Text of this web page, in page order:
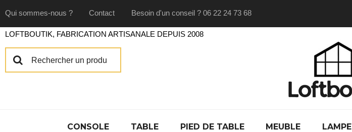
Qui sommes-nous ? Contact Besoin d'un conseil ? 06 22 24 73 68
CONSOLE TABLE PIED DE TABLE MEUBLE LAMPE
LOFTBOUTIK, FABRICATION ARTISANALE DEPUIS 2008